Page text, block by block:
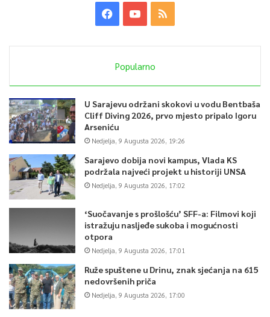
Popularno
U Sarajevu održani skokovi u vodu Bentbaša
Cliff Diving 2026, prvo mjesto pripalo Igoru
Arseniću
Nedjelja, 9 Augusta 2026, 19:26
Sarajevo dobija novi kampus, Vlada KS
podržala najveći projekt u historiji UNSA
Nedjelja, 9 Augusta 2026, 17:02
‘Suočavanje s prošlošću’ SFF-a: Filmovi koji
istražuju nasljeđe sukoba i mogućnosti
otpora
Nedjelja, 9 Augusta 2026, 17:01
Ruže spuštene u Drinu, znak sjećanja na 615
nedovršenih priča
Nedjelja, 9 Augusta 2026, 17:00